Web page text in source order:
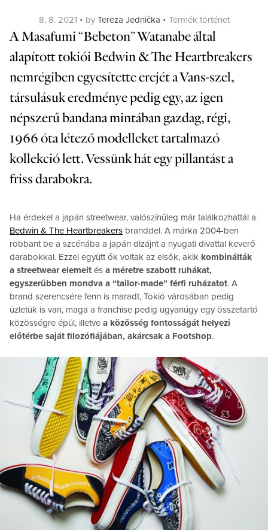
Posted
on
8. 8. 2021 by Tereza Jednička Categories
Termék történet
A Masafumi “Bebeton” Watanabe által
alapított tokiói Bedwin & The Heartbreakers
nemrégiben egyesítette erejét a Vans-szel,
társulásuk eredménye pedig egy, az igen
népszerű bandana mintában gazdag, régi,
1966 óta létező modelleket tartalmazó
kollekció lett. Vessünk hát egy pillantást a
friss darabokra.
Ha érdekel a japán streetwear, valószínűleg már találkozhattál a
Bedwin & The Heartbreakers branddel. A márka 2004-ben
robbant be a szcénába a japán dizájnt a nyugati divattal keverő
darabokkal. Ezzel együtt ők voltak az elsők, akik kombinálták
a streetwear elemeit és a méretre szabott ruhákat,
egyszerűbben mondva a “tailor-made” férfi ruházatot. A
brand szerencsére fenn is maradt, Tokió városában pedig
üzletük is van, maga a franchise pedig ugyanúgy egy összetartó
közösségre épül, illetve a közösség fontosságát helyezi
előtérbe saját filozófiájában, akárcsak a Footshop.